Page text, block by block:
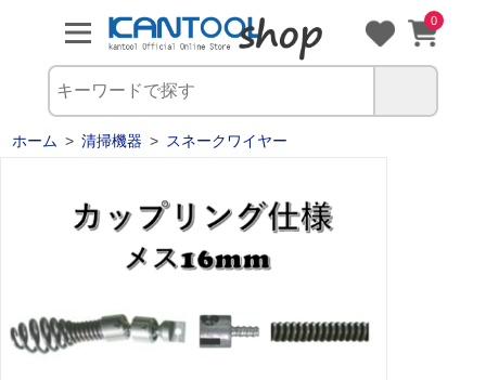
0
ホーム > 清掃機器 > スネークワイヤー